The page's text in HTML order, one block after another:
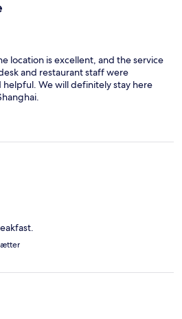
location is excellent, and the service
and restaurant staff were
We will definitely stay here